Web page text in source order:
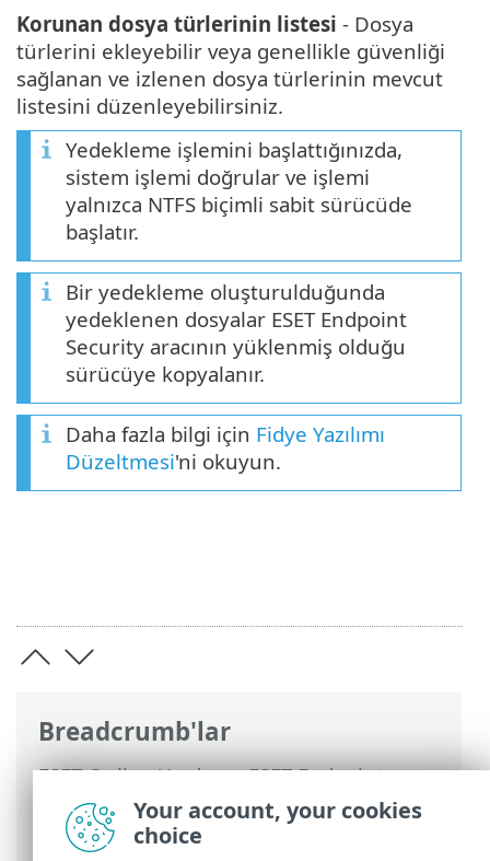
Breadcrumb'lar
ESET Online Yardım>ESET Endpoint
Security
>Gelişmiş ayarlar>Korumalar>
HIPS - Host Tabanlı Saldırı Önleme
Korunan dosya türlerinin listesi - Dosya
türlerini ekleyebilir veya genellikle güvenliği
sağlanan ve izlenen dosya türlerinin mevcut
listesini düzenleyebilirsiniz.
Yedekleme işlemini başlattığınızda,
sistem işlemi doğrular ve işlemi
yalnızca NTFS biçimli sabit sürücüde
başlatır.
Bir yedekleme oluşturulduğunda
yedeklenen dosyalar ESET Endpoint
Security aracının yüklenmiş olduğu
sürücüye kopyalanır.
Daha fazla bilgi için Fidye Yazılımı
Düzeltmesi'ni okuyun.
Your account, your cookies
choice